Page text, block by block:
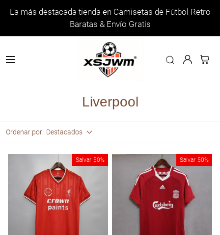
La más destacada tienda en Camisetas de Fútbol Retro
Baratas & Envío Gratis
Liverpool
Ordenar por Destacados
Salvar 50% Salvar 50%